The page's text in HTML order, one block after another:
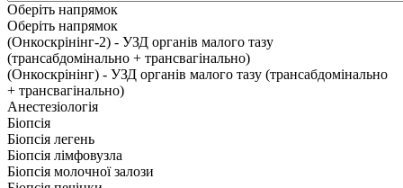
Оберіть напрямок
Оберіть напрямок
(Онкоскрінінг-2) - УЗД органів малого тазу
(трансабдомінально + трансвагінально)
(Онкоскрінінг) - УЗД органів малого тазу (трансабдомінально
+ трансвагінально)
Анестезіологія
Біопсія
Біопсія легень
Біопсія лімфовузла
Біопсія молочної залози